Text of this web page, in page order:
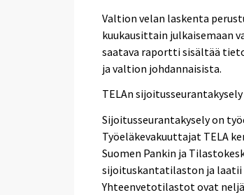
Valtion velan laskenta
kuukausittain julkaisemaan
saatava raportti sisältää
ja valtion johdannaisista.
TELAn sijoitusseurantakysely
Sijoitusseurantakysely on
Työeläkevakuuttajat TELA
Suomen Pankin ja
sijoituskantatilaston ja
Yhteenvetotilastot ovat